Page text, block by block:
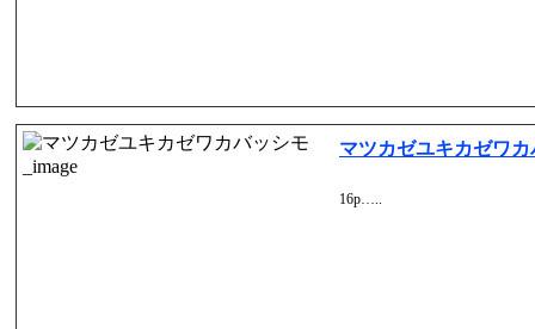
マツカゼユキカゼワ
16p…..